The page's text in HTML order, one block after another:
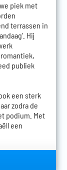
piek met
terrassen in
Hij
publiek
een sterk
zodra de
podium. Met
een